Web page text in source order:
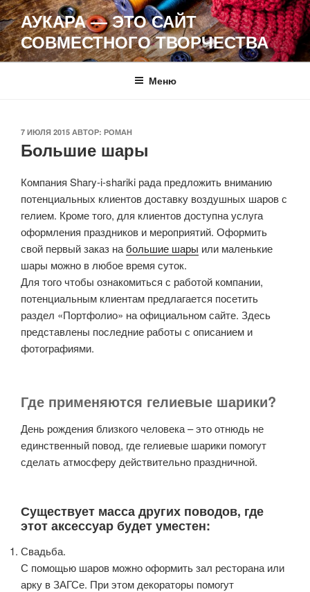
Перейти
к
содержимому
АУКАРА — ЭТО САЙТ
СОВМЕСТНОГО ТВОРЧЕСТВА
Меню
ОПУБЛИКОВАНО
7 ИЮЛЯ 2015 АВТОР: РОМАН
Большие шары
Компания Shary-i-shariki рада предложить вниманию
потенциальных клиентов доставку воздушных шаров с
гелием. Кроме того, для клиентов доступна услуга
оформления праздников и мероприятий. Оформить
свой первый заказ набольшие шары или маленькие
шары можно в любое время суток.
Для того чтобы ознакомиться с работой компании,
потенциальным клиентам предлагается посетить
раздел «Портфолио» на официальном сайте. Здесь
представлены последние работы с описанием и
фотографиями.
Где применяются гелиевые шарики?
День рождения близкого человека – это отнюдь не
единственный повод, где гелиевые шарики помогут
сделать атмосферу действительно праздничной.
Существует масса других поводов, где
этот аксессуар будет уместен:
Свадьба.
С помощью шаров можно оформить зал ресторана или
арку в ЗАГСе. При этом декораторы помогут